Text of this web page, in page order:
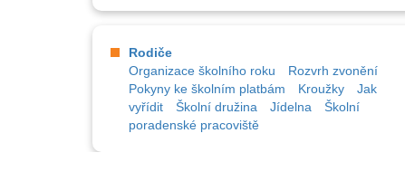
Rodiče
Organizace školního roku
Rozvrh zvonění
Pokyny ke školním platbám
Kroužky
Jak
vyřídit
Školní družina Jídelna
Školní
poradenské pracoviště